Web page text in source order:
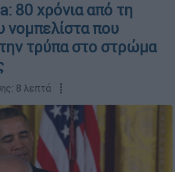
80 χρόνια από τη
νομπελίστα που
τρύπα στο στρώμα
8 λεπτά ┋